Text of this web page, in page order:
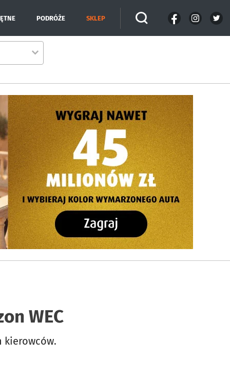
PODRÓŻE SKLEP
WEC
kierowców.